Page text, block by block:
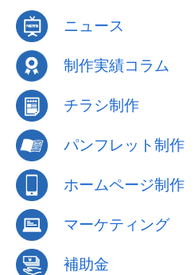
ニュース
制作実績コラム
チラシ制作
パンフレット制作
ホームページ制作
マーケティング
補助金